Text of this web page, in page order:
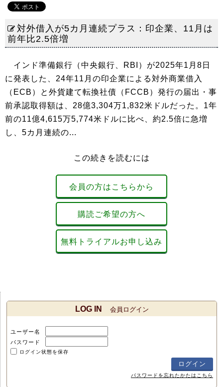
対外借入が5カ月連続プラス：印企業、11月は
前年比2.5倍増
インド準備銀行（中央銀行、RBI）が2025年1月8日
に発表した、24年11月の印企業による対外商業借入
（ECB）と外貨建て転換社債（FCCB）発行の届出・事
前承認取得額は、28億3,304万1,832米ドルだった。1年
前の11億4,615万5,774米ドルに比べ、約2.5倍に急増
し、5カ月連続の...
この続きを読むには
会員の方はこちらから
購読ご希望の方へ
無料トライアルお申し込み
LOG IN 会員ログイン
ユーザー名
パスワード
ログイン状態を保存
パスワードを忘れたかたはこちら